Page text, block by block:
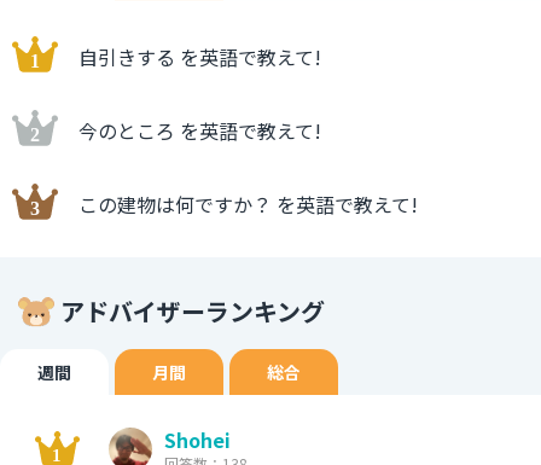
自引きする を英語で教えて!
今のところ を英語で教えて!
この建物は何ですか？ を英語で教えて!
アドバイザーランキング
週間 月間 総合
Shohei